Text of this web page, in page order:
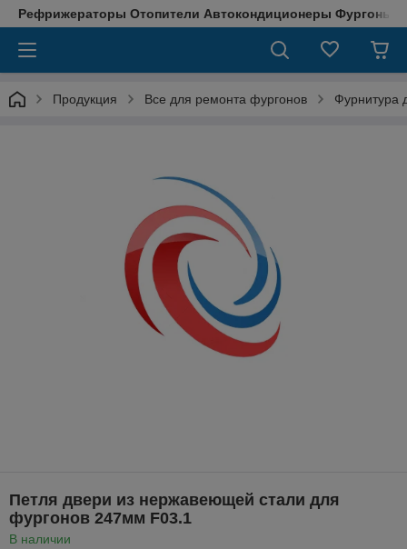
Рефрижераторы Отопители Автокондиционеры Фургоны
Продукция Все для ремонта фургонов Фурнитура
Петля двери из нержавеющей стали для
фургонов 247мм F03.1
В наличии